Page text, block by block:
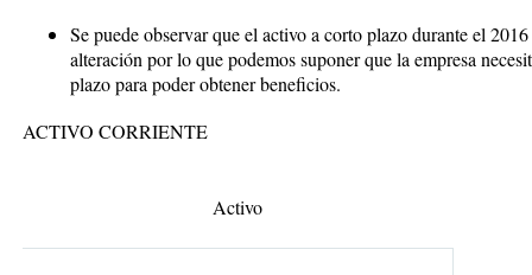
Se puede observar que el activo a corto plazo durante el
alteración por lo que podemos suponer que la empresa
plazo para poder obtener beneficios.
ACTIVO CORRIENTE
Activo